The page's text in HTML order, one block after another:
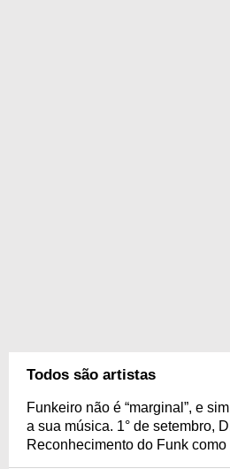
Todos são artistas
Funkeiro não é “marginal”, e
a sua música. 1° de setembro,
Reconhecimento do Funk